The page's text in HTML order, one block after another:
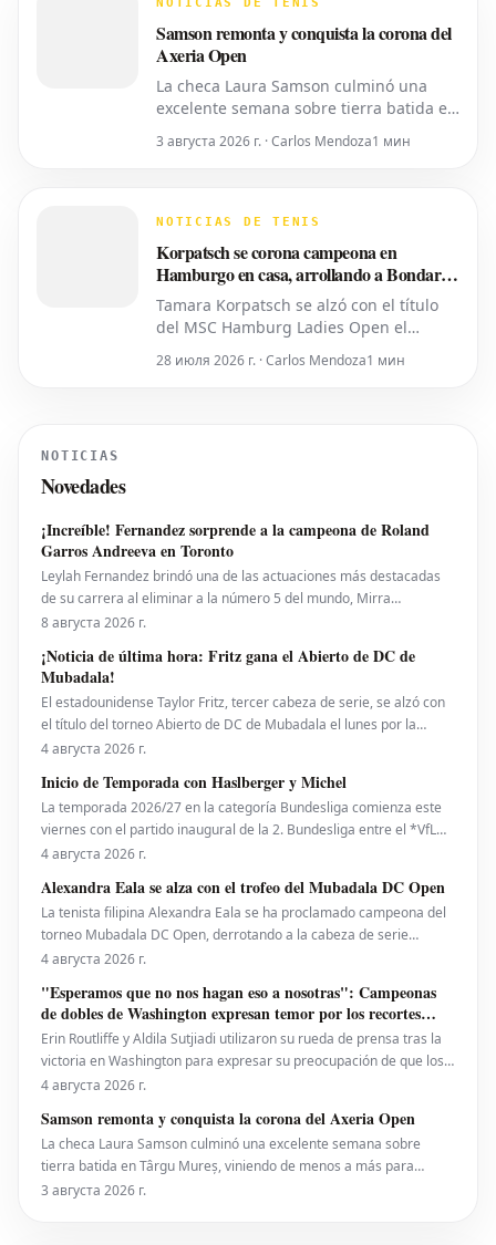
colocar
Samson remonta y conquista la corona del
Axeria Open
La checa Laura Samson culminó una
excelente semana sobre tierra batida en
para derrotar a la máxima favorita, la
2026, impulsado por Intaro Sport. El
3 августа 2026 г. · Carlos Mendoza1 мин
NOTICIAS DE TENIS
Korpatsch se corona campeona en
Hamburgo en casa, arrollando a Bondar
en sets corridos
Tamara Korpatsch se alzó con el título
del MSC Hamburg Ladies Open el
de serie, la húngara Anna Bondar, por 6-
28 июля 2026 г. · Carlos Mendoza1 мин
NOTICIAS
Novedades
¡Increíble! Fernandez sorprende a la campeona de Roland
Garros Andreeva en Toronto
Leylah Fernandez brindó una de las actuaciones más destacadas
de su carrera al eliminar a la número 5 del mundo, Mirra
Andreeva, con un contundente 6-1, 6-4 el viernes por la noche. Con
Bank Open presentado por Rogers en Toront
8 августа 2026 г.
¡Noticia de última hora: Fritz gana el Abierto de DC de
Mubadala!
El estadounidense Taylor Fritz, tercer cabeza de serie, se alzó con
el título del torneo Abierto de DC de Mubadala el lunes por la
noche, tras derrotar al español Rafael Jodar por 7-6 (2), 6-4. Este es
10 del ranking mundial, habí
4 августа 2026 г.
Inicio de Temporada con Haslberger y Michel
La temporada 2026/27 en la categoría Bundesliga comienza este
viernes con el partido inaugural de la 2. Bundesliga entre el *VfL
Bochum* y el *Hertha BSC*. El encuentro será dirigido por
y **Martin Speckner**. **Tom Bauer** eje
4 августа 2026 г.
Alexandra Eala se alza con el trofeo del Mubadala DC Open
La tenista filipina Alexandra Eala se ha proclamado campeona del
torneo Mubadala DC Open, derrotando a la cabeza de serie
número uno, la estadounidense Jessica Pegula, con un marcador
puesto 28 del ranking mundial, demostró su
4 августа 2026 г.
"Esperamos que no nos hagan eso a nosotras": Campeonas
de dobles de Washington expresan temor por los recortes
propuestos por la ATP que se extienden a la WTA
Erin Routliffe y Aldila Sutjiadi utilizaron su rueda de prensa tras la
victoria en Washington para expresar su preocupación de que los
recortes propuestos por la ATP en dobles puedan llegar
iniciativa separada de la ATP para colocar
4 августа 2026 г.
Samson remonta y conquista la corona del Axeria Open
La checa Laura Samson culminó una excelente semana sobre
tierra batida en Târgu Mureș, viniendo de menos a más para
derrotar a la máxima favorita, la española Kaitlin Quevedo, por 2-6,
3 августа 2026 г.